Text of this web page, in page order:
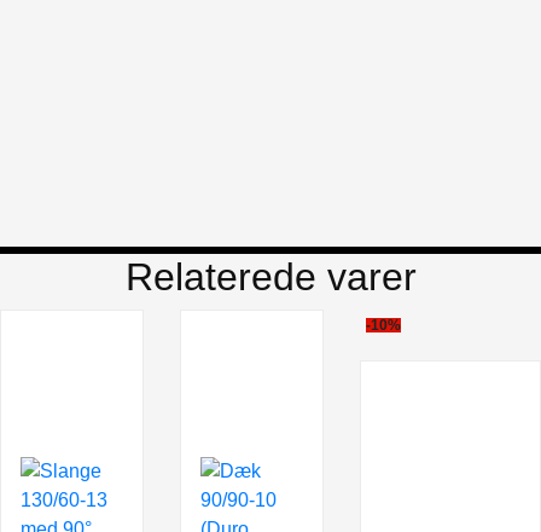
Relaterede varer
-10%